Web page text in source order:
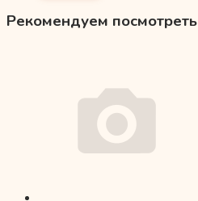
Рекомендуем посмотреть